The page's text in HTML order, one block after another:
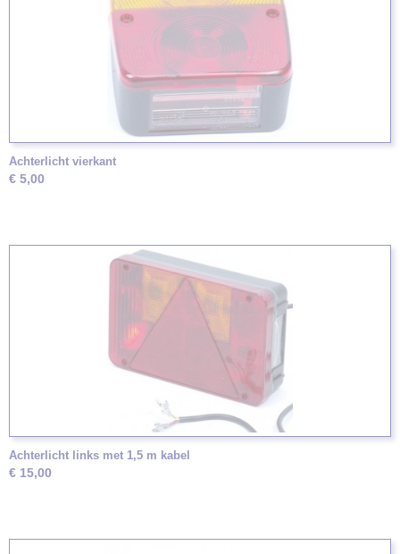
Achterlicht vierkant
€ 5,00
Achterlicht links met 1,5 m kabel
€ 15,00